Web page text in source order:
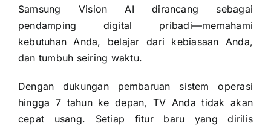
Samsung Vision AI dirancang sebagai
pendamping digital pribadi—memahami
kebutuhan Anda, belajar dari kebiasaan Anda,
dan tumbuh seiring waktu.
Dengan dukungan pembaruan sistem operasi
hingga 7 tahun ke depan, TV Anda tidak akan
cepat usang. Setiap fitur baru yang dirilis